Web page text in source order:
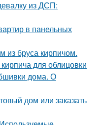
из ДСП:
в панельных
из бруса кирпичом.
для облицовки
дома. О
дом или заказать